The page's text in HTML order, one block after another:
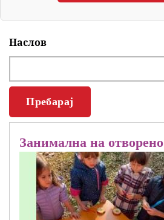
Наслов
Занимална на отворено